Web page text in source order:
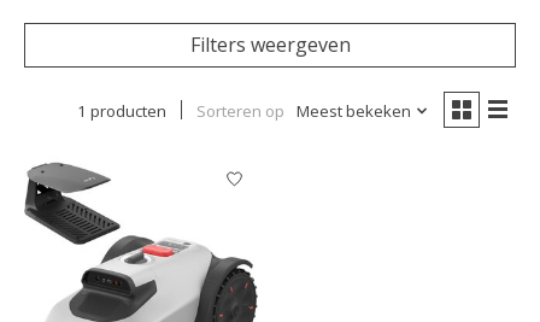
Filters weergeven
1 producten Sorteren op Meest bekeken